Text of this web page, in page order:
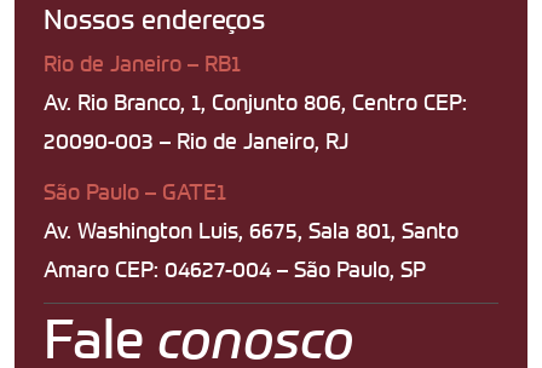
Nossos endereços
Rio de Janeiro – RB1
Av. Rio Branco, 1, Conjunto 806, Centro CEP:
20090-003 – Rio de Janeiro, RJ
São Paulo – GATE1
Av. Washington Luis, 6675, Sala 801, Santo
Amaro CEP: 04627-004 – São Paulo, SP
Fale conosco